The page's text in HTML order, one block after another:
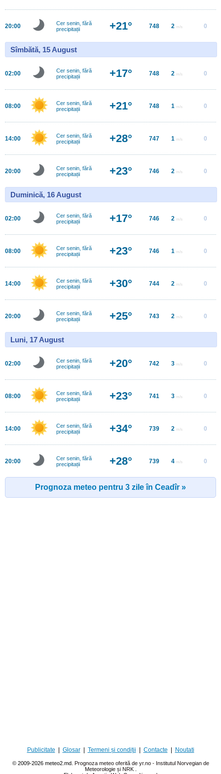
20:00
Cer senin, fără
precipitații
+21° 748 2 m/s 0
Sîmbătă, 15 August
02:00
Cer senin, fără
precipitații
+17° 748 2 m/s 0
08:00
Cer senin, fără
precipitații
+21° 748 1 m/s 0
14:00
Cer senin, fără
precipitații
+28° 747 1 m/s 0
20:00
Cer senin, fără
precipitații
+23° 746 2 m/s 0
Duminică, 16 August
02:00
Cer senin, fără
precipitații
+17° 746 2 m/s 0
08:00
Cer senin, fără
precipitații
+23° 746 1 m/s 0
14:00
Cer senin, fără
precipitații
+30° 744 2 m/s 0
20:00
Cer senin, fără
precipitații
+25° 743 2 m/s 0
Luni, 17 August
02:00
Cer senin, fără
precipitații
+20° 742 3 m/s 0
08:00
Cer senin, fără
precipitații
+23° 741 3 m/s 0
14:00
Cer senin, fără
precipitații
+34° 739 2 m/s 0
20:00
Cer senin, fără
precipitații
+28° 739 4 m/s 0
Prognoza meteo pentru 3 zile în Ceadîr »
Publicitate Glosar| Termeni și condiții Contacte Noutati
© 2009-2026 meteo2.md. Prognoza meteo oferită de yr.no - Institutul Norvegian de
Meteorologie și NRK